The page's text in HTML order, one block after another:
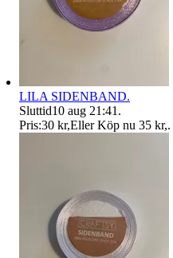
LILA SIDENBAND.
Sluttid10 aug 21:41 .
Pris:30 kr,Eller Köp nu 35 kr,.